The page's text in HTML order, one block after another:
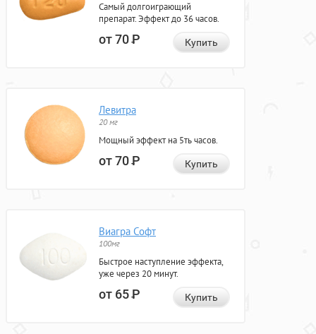
Самый долгоиграющий
препарат. Эффект до 36 часов.
от 70Р Купить
Левитра
20 мг
Мощный эффект на 5ть часов.
от 70Р Купить
Виагра Софт
100мг
Быстрое наступление эффекта,
уже через 20 минут.
от 65Р Купить